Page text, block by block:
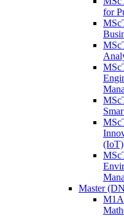
for
(IoT)
Master